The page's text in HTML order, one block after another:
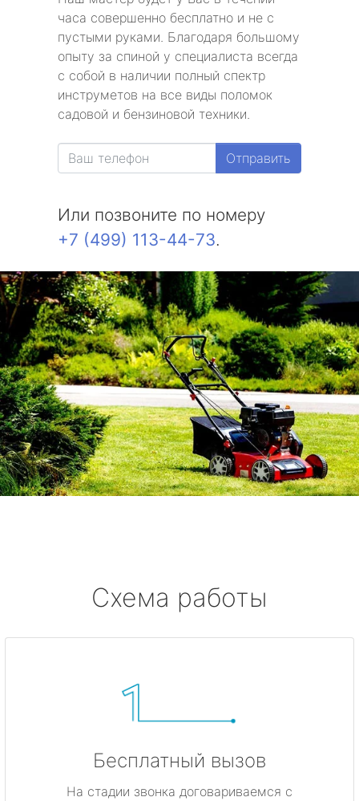
часа совершенно бесплатно и не с
пустыми руками. Благодаря большому
опыту за спиной у специалиста всегда
с собой в наличии полный спектр
инструметов на все виды поломок
садовой и бензиновой техники.
Отправить
Или позвоните по номеру
+7 (499) 113-44-73.
Схема работы
Бесплатный вызов
На стадии звонка договариваемся с